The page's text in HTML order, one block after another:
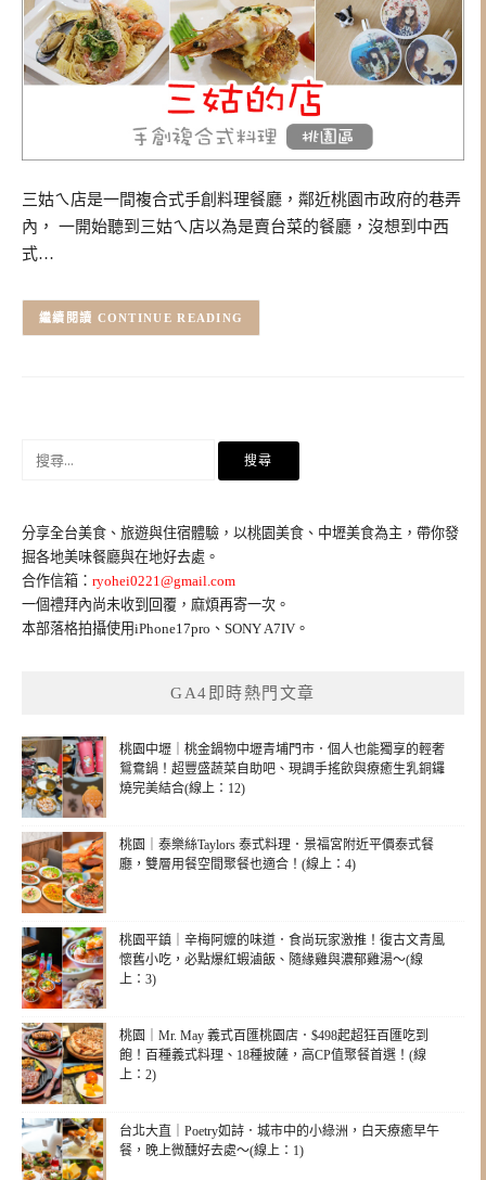
三姑ㄟ店是一間複合式手創料理餐廳，鄰近桃園市政府的巷弄
內， 一開始聽到三姑ㄟ店以為是賣台菜的餐廳，沒想到中西
式…
CONTINUE READING
字:
分享全台美食、旅遊與住宿體驗，以桃園美食、中壢美食為主，帶你發
掘各地美味餐廳與在地好去處。
合作信箱： ryohei0221@gmail.com
一個禮拜內尚未收到回覆，麻煩再寄一次。
本部落格拍攝使用iPhone17pro、SONY A7IV。
GA4即時熱門文章
桃園中壢｜桃金鍋物中壢青埔門市．個人也能獨享的輕奢
鴛鴦鍋！超豐盛蔬菜自助吧、現調手搖飲與療癒生乳銅鑼
燒完美結合(線上：12)
桃園｜泰樂絲Taylors 泰式料理．景福宮附近平價泰式餐
廳，雙層用餐空間聚餐也適合！(線上：4)
桃園平鎮｜辛梅阿嬤的味道．食尚玩家激推！復古文青風
懷舊小吃，必點爆紅蝦滷飯、隨緣雞與濃郁雞湯～(線
上：3)
桃園｜Mr. May 義式百匯桃園店．$498起超狂百匯吃到
飽！百種義式料理、18種披薩，高CP值聚餐首選！(線
上：2)
台北大直｜Poetry如詩．城市中的小綠洲，白天療癒早午
餐，晚上微醺好去處～(線上：1)